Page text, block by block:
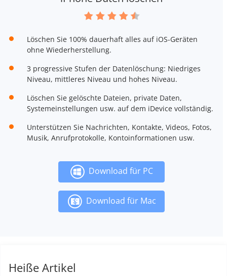
Löschen Sie 100% dauerhaft alles auf iOS-Geräten
ohne Wiederherstellung.
3 progressive Stufen der Datenlöschung: Niedriges
Niveau, mittleres Niveau und hohes Niveau.
Löschen Sie gelöschte Dateien, private Daten,
Systemeinstellungen usw. auf dem iDevice vollständig.
Unterstützen Sie Nachrichten, Kontakte, Videos, Fotos,
Musik, Anrufprotokolle, Kontoinformationen usw.
Download für PC
Download für Mac
Heiße Artikel